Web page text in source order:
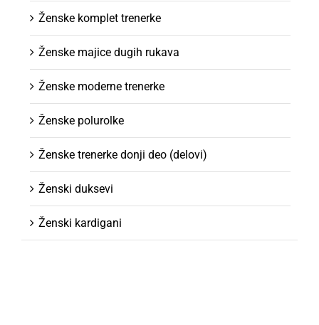
Ženske komplet trenerke
Ženske majice dugih rukava
Ženske moderne trenerke
Ženske polurolke
Ženske trenerke donji deo (delovi)
Ženski duksevi
Ženski kardigani